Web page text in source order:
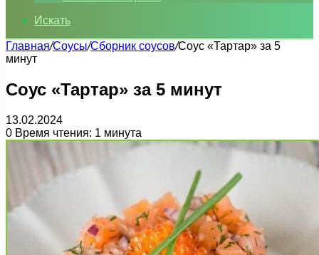
Искать
Главная/Соусы/Сборник соусов/Соус «Тартар» за 5
минут
Соус «Тартар» за 5 минут
13.02.2024
0 Время чтения: 1 минута